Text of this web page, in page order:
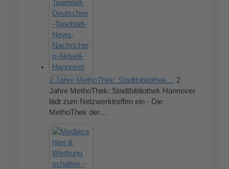
2 Jahre MethoThek: Stadtbibliothek… 2
Jahre MethoThek: Stadtbibliothek Hannover
lädt zum Netzwerktreffen ein - Die
MethoThek der…